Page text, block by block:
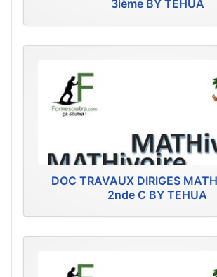
3ième BY TEHUA
DOC TRAVAUX DIRIGES
2nde C BY TEHUA